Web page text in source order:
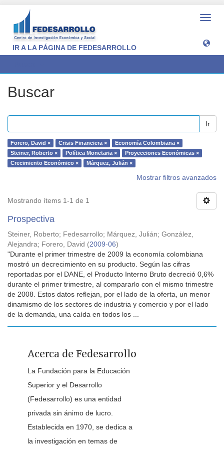
IR A LA PÁGINA DE FEDESARROLLO
Buscar
Ir
Forero, David × Crisis Financiera ×
Economía Colombiana ×
Steiner, Roberto ×
Política Monetaria ×
Proyecciones Económicas ×
Crecimiento Económico ×
Márquez, Julián ×
Mostrar filtros avanzados
Mostrando ítems 1-1 de 1
Prospectiva
Steiner, Roberto; Fedesarrollo; Márquez, Julián; González,
Alejandra; Forero, David (2009-06)
"Durante el primer trimestre de 2009 la economía colombiana
mostró un decrecimiento en su producto. Según las cifras
reportadas por el DANE, el Producto Interno Bruto decreció 0,6%
durante el primer trimestre, al compararlo con el mismo trimestre
de 2008. Estos datos reflejan, por el lado de la oferta, un menor
dinamismo de los sectores de industria y comercio y por el lado
de la demanda, una caída en todos los ...
Acerca de Fedesarrollo
La Fundación para la Educación
Superior y el Desarrollo
(Fedesarrollo) es una entidad
privada sin ánimo de lucro.
Establecida en 1970, se dedica a
la investigación en temas de